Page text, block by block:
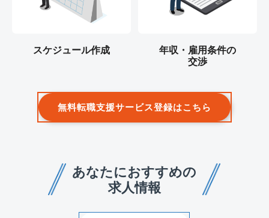
スケジュール作成
年収・雇用条件の
交渉
無料転職支援サービス登録はこちら
あなたにおすすめの
求人情報